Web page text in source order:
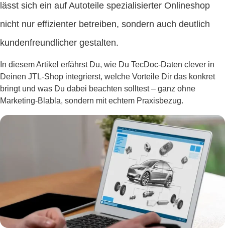
lässt sich ein auf Autoteile spezialisierter Onlineshop
nicht nur effizienter betreiben, sondern auch deutlich
kundenfreundlicher gestalten.
In diesem Artikel erfährst Du, wie Du TecDoc-Daten clever in
Deinen JTL-Shop integrierst, welche Vorteile Dir das konkret
bringt und was Du dabei beachten solltest – ganz ohne
Marketing-Blabla, sondern mit echtem Praxisbezug.